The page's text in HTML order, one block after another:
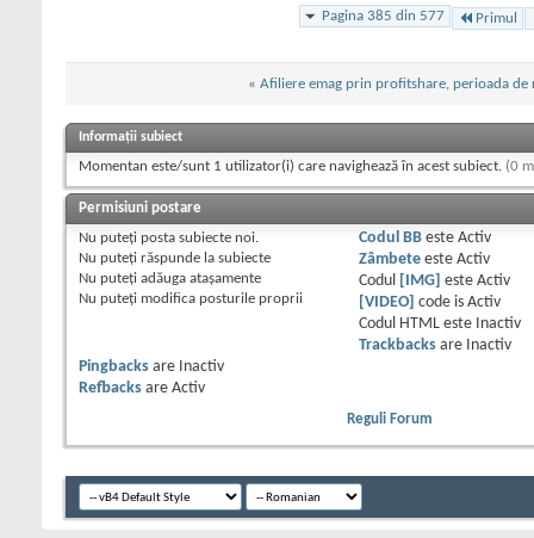
Pagina 385 din 577 Primul
« Afiliere emag prin profitshare, perioada
Informații subiect
Momentan este/sunt 1 utilizator(i) care navighează în acest subiect. (0
Permisiuni postare
Nu puteţi posta subiecte noi.
Nu puteţi răspunde la subiecte
Nu puteţi adăuga ataşamente
Nu puteţi modifica posturile proprii
Codul BBeste Activ
Zâmbeteeste Activ
Codul
[IMG] este Activ
[VIDEO] code is Activ
Codul HTML este
Inactiv
Trackbacksare
Inactiv
Pingbacks are
Inactiv
Refbacks are Activ
Reguli Forum